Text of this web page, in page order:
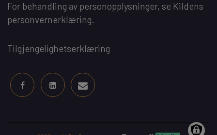
For behandling av personopplysninger, se Kildens
personvernerklæring.
Tilgjengelighetserklæring